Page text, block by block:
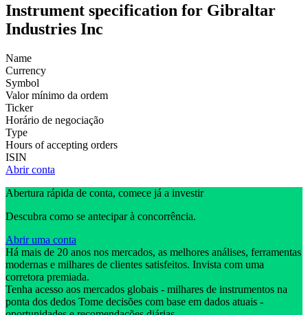
Instrument specification for Gibraltar
Industries Inc
Name
Currency
Symbol
Valor mínimo da ordem
Ticker
Horário de negociação
Type
Hours of accepting orders
ISIN
Abrir conta
Abertura rápida de conta, comece já a investir
Descubra como se antecipar à concorrência.
Abrir uma conta
Há mais de 20 anos nos mercados, as melhores análises, ferramentas
modernas e milhares de clientes satisfeitos. Invista com uma
corretora premiada.
Tenha acesso aos mercados globais - milhares de instrumentos na
ponta dos dedos Tome decisões com base em dados atuais -